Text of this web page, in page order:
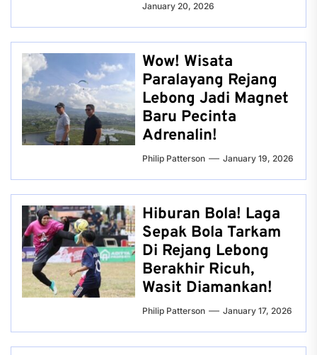
January 20, 2026
Wow! Wisata
Paralayang Rejang
Lebong Jadi Magnet
Baru Pecinta
Adrenalin!
Philip Patterson January 19, 2026
Hiburan Bola! Laga
Sepak Bola Tarkam
Di Rejang Lebong
Berakhir Ricuh,
Wasit Diamankan!
Philip Patterson January 17, 2026